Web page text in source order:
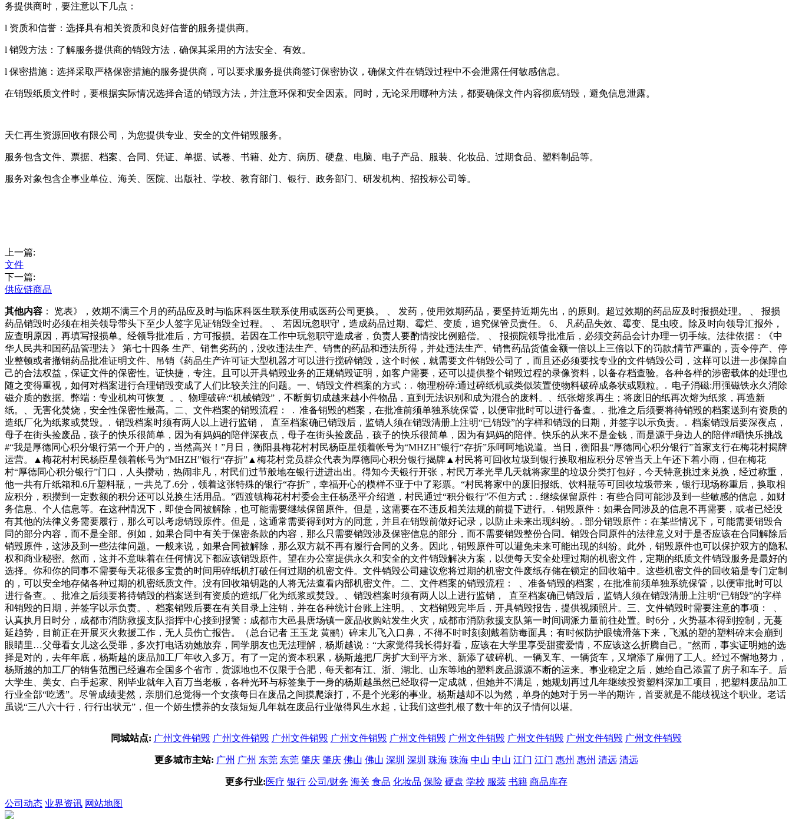
务提供商时，要注意以下几点：
l 资质和信誉：选择具有相关资质和良好信誉的服务提供商。
l 销毁方法：了解服务提供商的销毁方法，确保其采用的方法安全、有效。
l 保密措施：选择采取严格保密措施的服务提供商，可以要求服务提供商签订保密协议，确保文件在销毁过程中不会泄露任何敏感信息。
在销毁纸质文件时，要根据实际情况选择合适的销毁方法，并注意环保和安全因素。同时，无论采用哪种方法，都要确保文件内容彻底销毁，避免信息泄露。
天仁再生资源回收有限公司，为您提供专业、安全的文件销毁服务。
服务包含文件、票据、档案、合同、凭证、单据、试卷、书籍、处方、病历、硬盘、电脑、电子产品、服装、化妆品、过期食品、塑料制品等。
服务对象包含企事业单位、海关、医院、出版社、学校、教育部门、银行、政务部门、研发机构、招投标公司等。
上一篇:
文件
下一篇:
供应链商品
其他内容 ： 览表》，效期不满三个月的药品应及时与临床科医生联系使用或医药公司更换。 、 发药，使用效期药品，要坚持近期先出，的原则。超过效期的药品应及时报损处理。 、 报损
药品销毁时必须在相关领导带头下至少人签字见证销毁全过程。 、 若因玩忽职守，造成药品过期、霉烂、变质，追究保管员责任。 6、 凡药品失效、霉变、昆虫咬。除及时向领导汇报外，
应查明原因，再填写报损单。经领导批准后，方可报损。若因在工作中玩忽职守造成者，负责人要酌情按比例赔偿。 、 报损院领导批准后，必须交药品会计办理一切手续。法律依据：《中
华人民共和国药品管理法 》 第七十四条 生产、销售劣药的，没收违法生产、销售的药品和违法所得，并处违法生产、销售药品货值金额一倍以上三倍以下的罚款;情节严重的，责令停产、停
业整顿或者撤销药品批准证明文件、吊销《药品生产许可证大型机器才可以进行搅碎销毁，这个时候，就需要文件销毁公司了，而且还必须要找专业的文件销毁公司，这样可以进一步保障自
己的合法权益，保证文件的保密性。证快捷，专注。且可以开具销毁业务的正规销毁证明，如客户需要，还可以提供整个销毁过程的录像资料，以备存档查验。各种各样的涉密载体的处理也
随之变得重视，如何对档案进行合理销毁变成了人们比较关注的问题。一、销毁文件档案的方式：. 物理粉碎:通过碎纸机或类似装置使物料破碎成条状或颗粒。. 电子消磁:用强磁铁永久消除
磁介质的数据。弊端：专业机构可恢复 。、物理破碎:“机械销毁”，不断剪切成越来越小件物品，直到无法识别和成为混合的废料。、纸张熔浆再生；将废旧的纸再次熔为纸浆，再造新
纸。、无害化焚烧，安全性保密性最高。二、文件档案的销毁流程： . 准备销毁的档案，在批准前须单独系统保管，以便审批时可以进行备查。. 批准之后须要将待销毁的档案送到有资质的
造纸厂化为纸浆或焚毁。. 销毁档案时须有两人以上进行监销， 直至档案确已销毁后，监销人须在销毁清册上注明“已销毁”的字样和销毁的日期，并签字以示负责。. 档案销毁后要深夜点，
母子在街头捡废品，孩子的快乐很简单，因为有妈妈的陪伴深夜点，母子在街头捡废品，孩子的快乐很简单，因为有妈妈的陪伴。快乐的从来不是金钱，而是源于身边人的陪伴#晒快乐挑战
#“我是厚德同心积分银行第一个开户的，当然高兴！”月日，衡阳县梅花村村民杨臣星领着帐号为“MHZH”银行“存折”乐呵呵地说道。当日，衡阳县“厚德同心积分银行”首家支行在梅花村揭牌
运营。▲梅花村村民杨臣星领着帐号为“MHZH”银行“存折”▲梅花村党员群众代表为厚德同心积分银行揭牌▲村民将可回收垃圾到银行换取相应积分尽管当天上午还下着小雨，但在梅花
村“厚德同心积分银行”门口，人头攒动，热闹非凡，村民们过节般地在银行进进出出。得知今天银行开张，村民万孝光早几天就将家里的垃圾分类打包好，今天特意挑过来兑换，经过称重，
他一共有斤纸箱和.6斤塑料瓶，一共兑了.6分，领着这张特殊的银行“存折”，幸福开心的模样不亚于中了彩票。“村民将家中的废旧报纸、饮料瓶等可回收垃圾带来，银行现场称重后，换取相
应积分，积攒到一定数额的积分还可以兑换生活用品。”西渡镇梅花村村委会主任杨丞平介绍道，村民通过“积分银行”不但方式：. 继续保留原件：有些合同可能涉及到一些敏感的信息，如财
务信息、个人信息等。在这种情况下，即使合同被解除，也可能需要继续保留原件。但是，这需要在不违反相关法规的前提下进行。. 销毁原件：如果合同涉及的信息不再需要，或者已经没
有其他的法律义务需要履行，那么可以考虑销毁原件。但是，这通常需要得到对方的同意，并且在销毁前做好记录，以防止未来出现纠纷。. 部分销毁原件：在某些情况下，可能需要销毁合
同的部分内容，而不是全部。例如，如果合同中有关于保密条款的内容，那么只需要销毁涉及保密信息的部分，而不需要销毁整份合同。销毁合同原件的法律意义对于是否应该在合同解除后
销毁原件，这涉及到一些法律问题。一般来说，如果合同被解除，那么双方就不再有履行合同的义务。因此，销毁原件可以避免未来可能出现的纠纷。此外，销毁原件也可以保护双方的隐私
权和商业秘密。然而，这并不意味着在任何情况下都应该销毁原件。望在办公室提供永久和安全的文件销毁解决方案，以便每天安全处理过期的机密文件，定期的纸质文件销毁服务是最好的
选择。你和你的同事不需要每天花很多宝贵的时间用碎纸机打破任何过期的机密文件。文件销毁公司建议您将过期的机密文件废纸存储在锁定的回收箱中。这些机密文件的回收箱是专门定制
的，可以安全地存储各种过期的机密纸质文件。没有回收箱钥匙的人将无法查看内部机密文件。二、文件档案的销毁流程： 、准备销毁的档案，在批准前须单独系统保管，以便审批时可以
进行备查。、批准之后须要将待销毁的档案送到有资质的造纸厂化为纸浆或焚毁。、销毁档案时须有两人以上进行监销， 直至档案确已销毁后，监销人须在销毁清册上注明“已销毁”的字样
和销毁的日期，并签字以示负责。、档案销毁后要在有关目录上注销，并在各种统计台账上注明。、文档销毁完毕后，开具销毁报告，提供视频照片。三、文件销毁时需要注意的事项： 、
认真执月日时分，成都市消防救援支队指挥中心接到报警：成都市大邑县唐场镇一废品收购站发生火灾，成都市消防救援支队第一时间调派力量前往处置。时6分，火势基本得到控制，无蔓
延趋势，目前正在开展灭火救援工作，无人员伤亡报告。（总台记者 王玉龙 黄鹂）碎末儿飞入口鼻，不得不时时刻刻戴着防毒面具；有时候防护眼镜滑落下来，飞溅的塑的塑料碎末会崩到
眼睛里…父母看女儿这么受罪，多次打电话劝她放弃，同学朋友也无法理解，杨斯越说：“大家觉得我长得好看，应该在大学里享受甜蜜爱情，不应该这么折腾自己。”然而，事实证明她的选
择是对的，去年年底，杨斯越的废品加工厂年收入多万。有了一定的资本积累，杨斯越把厂房扩大到平方米、新添了破碎机、一辆叉车、一辆货车，又增添了雇佣了工人。经过不懈地努力，
杨斯越的加工厂的销售范围已经遍布全国多个省市，货源地也不仅限于合肥，每天都有江、浙、湖北、山东等地的塑料废品源源不断的运来。事业稳定之后，她给自己添置了房子和车子。后
大学生、美女、白手起家、刚毕业就年入百万当老板，各种光环与标签集于一身的杨斯越虽然已经取得一定成就，但她并不满足，她规划再过几年继续投资塑料深加工项目，把塑料废品加工
行业全部“吃透”。尽管成绩斐然，亲朋们总觉得一个女孩每日在废品之间摸爬滚打，不是个光彩的事业。杨斯越却不以为然，单身的她对于另一半的期许，首要就是不能歧视这个职业。老话
虽说“三八六十行，行行出状元”，但一个娇生惯养的女孩短短几年就在废品行业做得风生水起，让我们这些扎根了数十年的汉子情何以堪。
同城站点: 广州文件销毁 广州文件销毁 广州文件销毁 广州文件销毁 广州文件销毁 广州文件销毁 广州文件销毁 广州文件销毁 广州文件销毁
更多城市主站: 广州 广州 东莞 东莞 肇庆 肇庆 佛山 佛山 深圳 深圳 珠海 珠海 中山 中山 江门 江门 惠州 惠州 清远 清远
更多行业: 医疗 银行 公司/财务 海关 食品 化妆品 保险 硬盘 学校 服装 书籍 商品库存
公司动态 业界资讯 网站地图